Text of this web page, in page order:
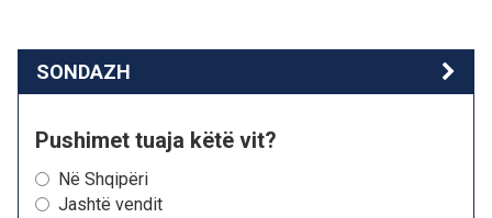
SONDAZH
Pushimet tuaja këtë vit?
Në Shqipëri
Jashtë vendit